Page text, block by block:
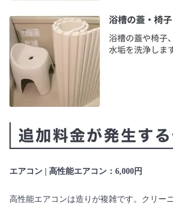
エアコン | 高性能エアコン：6,000円
高性能エアコンは造りが複雑です。クリー